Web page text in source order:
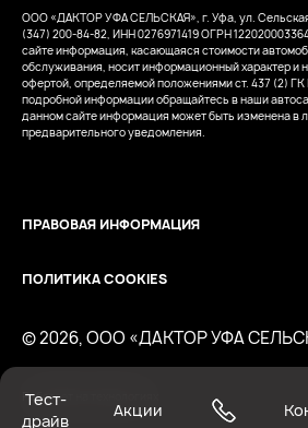
ООО «ДАКТОР УФА СЕЛЬСКАЯ», г. Уфа, ул. Сельская
(347) 200-84-82, ИНН 0276971419ОГРН
сайте информация, касающаяся стоимости
обслуживания, носит информационный характер и
офертой, определяемой положениями ст. 437 (2)
подробной информации обращайтесь в наши
данном сайте информация может быть изменена в
предварительного уведомления.
© 2026, ООО «ДАКТОР УФА
ПРАВОВАЯ ИНФОРМАЦИЯ
ПОЛИТИКА COOKIES
Работает на технологиях
Тест-
драйв
Акции